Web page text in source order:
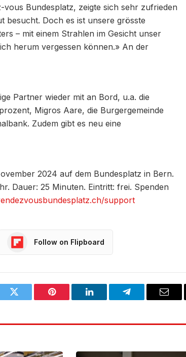
Bundesplatz, zeigte sich sehr zufrieden
besucht. Doch es ist unsere grösste
– mit einem Strahlen im Gesicht unser
herum vergessen können.» An der
Partner wieder mit an Bord, u.a. die
Migros Aare, die Burgergemeinde
Zudem gibt es neu eine
2024 auf dem Bundesplatz in Bern.
Dauer: 25 Minuten. Eintritt: frei. Spenden
support
Follow on Flipboard
Twitter Pinterest LinkedIn Telegram Email